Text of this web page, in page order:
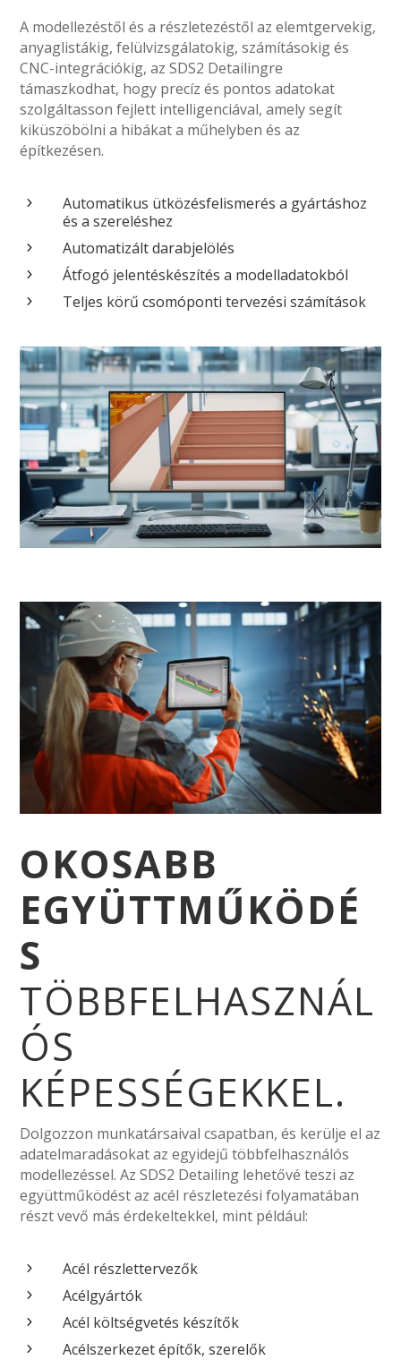
A modellezéstől és a részletezéstől az elemtgervekig,
anyaglistákig, felülvizsgálatokig, számításokig és
CNC-integrációkig, az SDS2 Detailingre
támaszkodhat, hogy precíz és pontos adatokat
szolgáltasson fejlett intelligenciával, amely segít
kiküszöbölni a hibákat a műhelyben és az
építkezésen.
5
Automatikus ütközésfelismerés a gyártáshoz
és a szereléshez
5 Automatizált darabjelölés
5 Átfogó jelentéskészítés a modelladatokból
5 Teljes körű csomóponti tervezési számítások
OKOSABB
EGYÜTTMŰKÖDÉ
S
TÖBBFELHASZNÁL
ÓS
KÉPESSÉGEKKEL.
Dolgozzon munkatársaival csapatban, és kerülje el az
adatelmaradásokat az egyidejű többfelhasználós
modellezéssel. Az SDS2 Detailing lehetővé teszi az
együttműködést az acél részletezési folyamatában
részt vevő más érdekeltekkel, mint például:
5 Acél részlettervezők
5 Acélgyártók
5 Acél költségvetés készítők
5 Acélszerkezet építők, szerelők